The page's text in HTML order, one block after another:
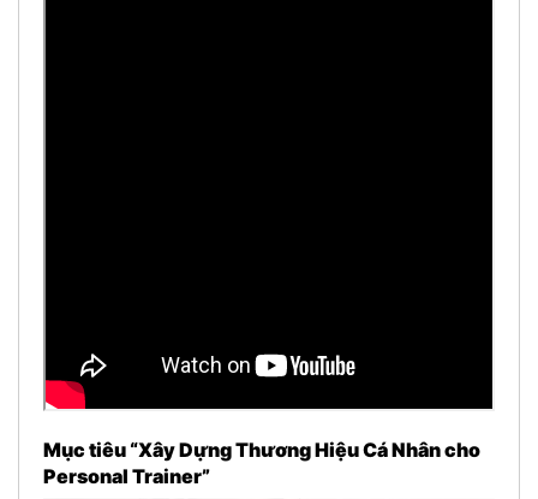
Mục tiêu “Xây Dựng Thương Hiệu Cá Nhân cho
Personal Trainer”